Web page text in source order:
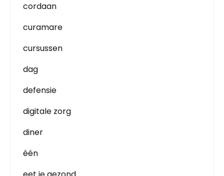
cordaan
curamare
cursussen
dag
defensie
digitale zorg
diner
één